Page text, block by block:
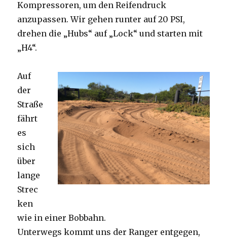
Kompressoren, um den Reifendruck
anzupassen. Wir gehen runter auf 20 PSI,
drehen die „Hubs“ auf „Lock“ und starten mit
„H4“.
Auf
der
Straße
fährt
es
sich
über
lange
Strec
ken
wie in einer Bobbahn.
Unterwegs kommt uns der Ranger entgegen,